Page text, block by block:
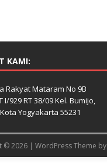
KAMI:
Rakyat Mataram No 9B
I/929 RT 38/09 Kel. Bumijo,
Yogyakarta 55231
© 2026 | WordPress Theme by